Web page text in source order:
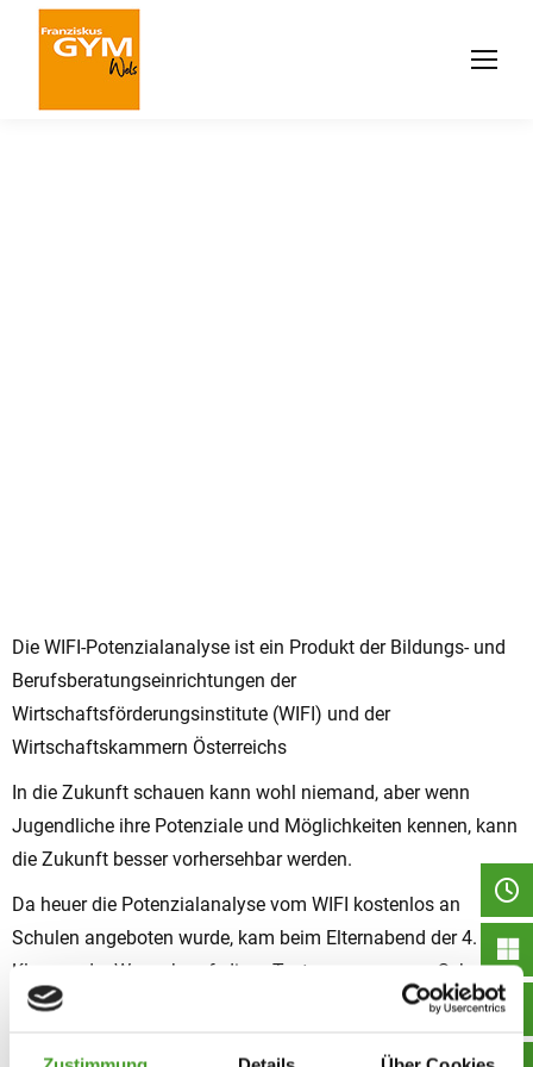
Die WIFI-Potenzialanalyse ist ein Produkt der Bildungs- und
Berufsberatungseinrichtungen der
Wirtschaftsförderungsinstitute (WIFI) und der
Wirtschaftskammern Österreichs
In die Zukunft schauen kann wohl niemand, aber wenn
Jugendliche ihre Potenziale und Möglichkeiten kennen, kann
die Zukunft besser vorhersehbar werden.
Da heuer die Potenzialanalyse vom WIFI kostenlos an
Schulen angeboten wurde, kam beim Elternabend der 4.
Klassen der Wunsch auf, diese Testung an unserer Schule
durchzuführen.
Ausgangspunkt sind nur die Schülerinnen und Schüler